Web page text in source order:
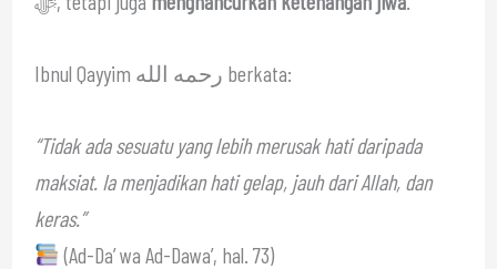
Ibnul Qayyim رحمه الله berkata:
“Tidak ada sesuatu yang lebih merusak hati daripada
maksiat. Ia menjadikan hati gelap, jauh dari Allah, dan
keras.”
(Ad-Da’ wa Ad-Dawa’, hal. 73)